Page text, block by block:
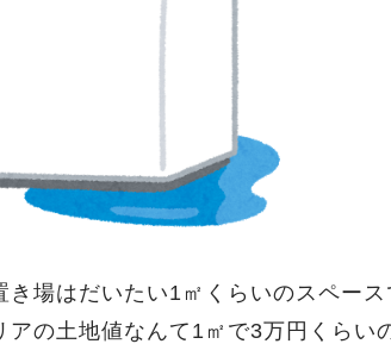
き場はだいたい1㎡くらいのスペー
アの土地値なんて1㎡で3万円くらい